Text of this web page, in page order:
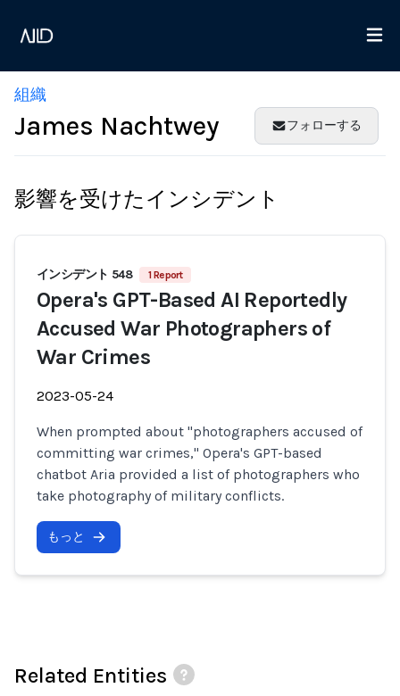
組織
James Nachtwey フォローする
影響を受けたインシデント
インシデント 548 1 Report
Opera's GPT-Based AI Reportedly
Accused War Photographers of
War Crimes
2023-05-24
When prompted about "photographers accused of
committing war crimes," Opera's GPT-based
chatbot Aria provided a list of photographers who
take photography of military conflicts.
もっと
Related Entities